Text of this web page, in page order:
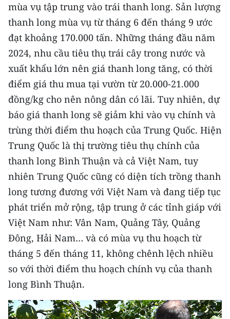
NHÂN DÂN HẰNG THÁNG
MUA BÁO
ĐỌC BÁO IN
ENGLISH
中文
FRANÇAIS
ESPAÑOL
한국어
mùa vụ tập trung vào trái thanh long. Sản lượng
thanh long mùa vụ từ tháng 6 đến tháng 9 ước
đạt khoảng 170.000 tấn. Những tháng đầu năm
2024, nhu cầu tiêu thụ trái cây trong nước và
xuất khẩu lớn nên giá thanh long tăng, có thời
điểm giá thu mua tại vườn từ 20.000-21.000
đồng/kg cho nên nông dân có lãi. Tuy nhiên, dự
báo giá thanh long sẽ giảm khi vào vụ chính và
trùng thời điểm thu hoạch của Trung Quốc. Hiện
Trung Quốc là thị trường tiêu thụ chính của
thanh long Bình Thuận và cả Việt Nam, tuy
nhiên Trung Quốc cũng có diện tích trồng thanh
long tương đương với Việt Nam và đang tiếp tục
phát triển mở rộng, tập trung ở các tỉnh giáp với
Việt Nam như: Vân Nam, Quảng Tây, Quảng
Đông, Hải Nam… và có mùa vụ thu hoạch từ
tháng 5 đến tháng 11, không chênh lệch nhiều
so với thời điểm thu hoạch chính vụ của thanh
long Bình Thuận.